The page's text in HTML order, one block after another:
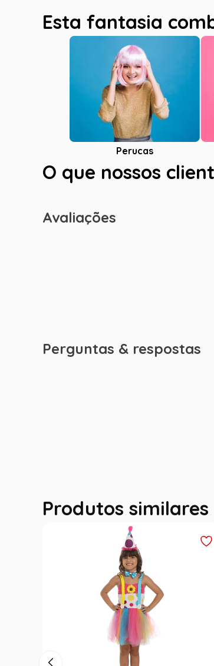
Esta fantasia
Perucas
O que nossos
Avaliações
Perguntas & respostas
Produtos similares